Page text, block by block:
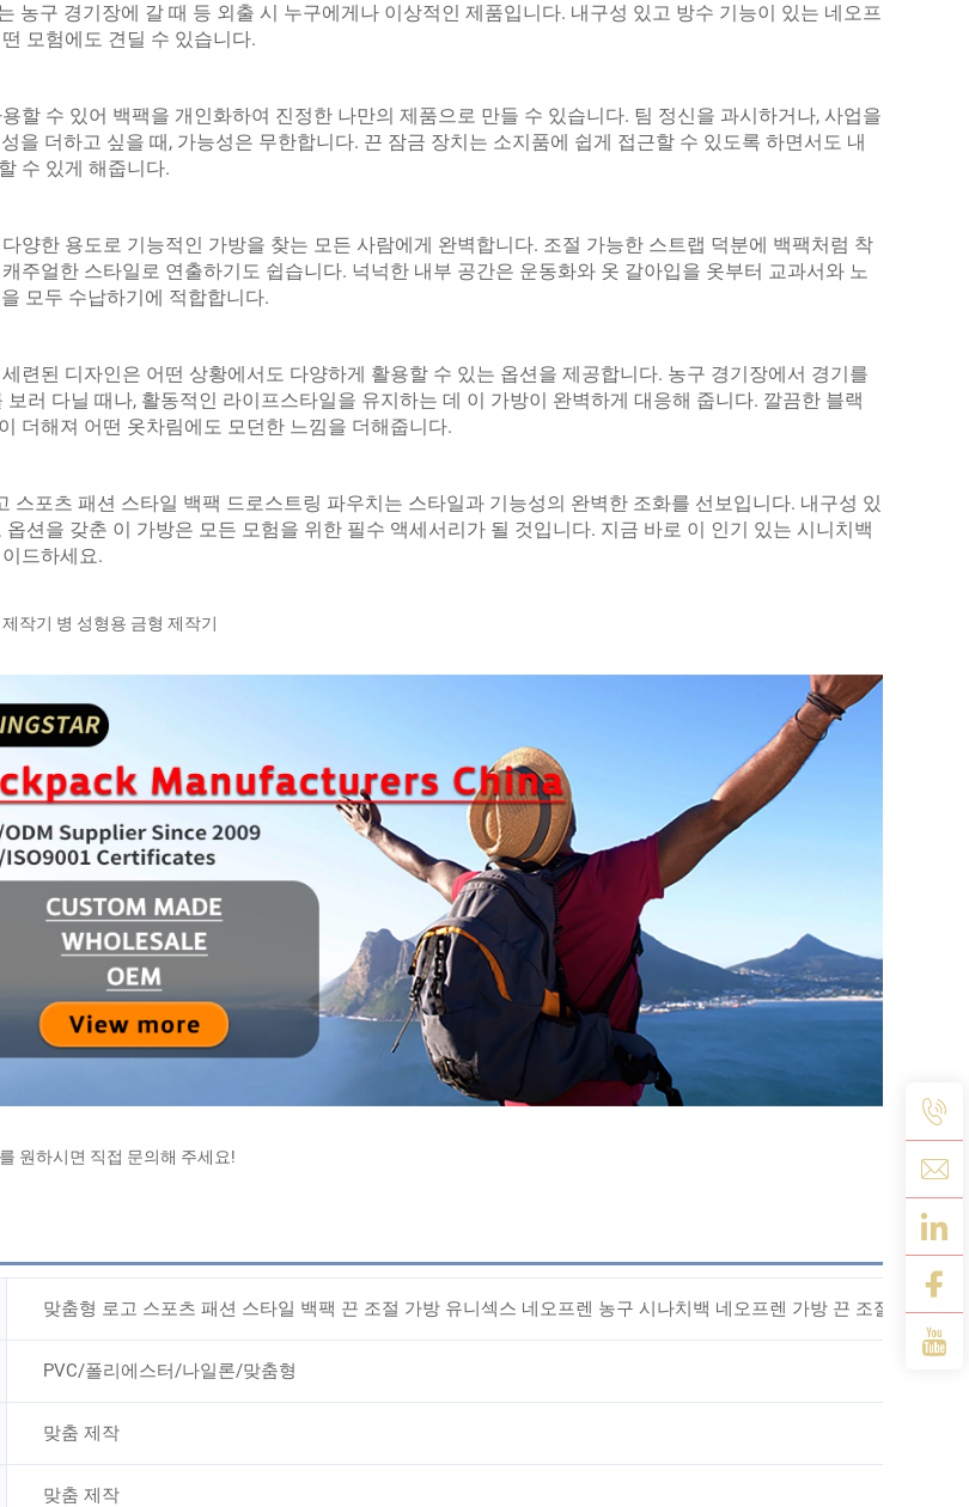
농구 경기장에 갈 때 등 외출 시 누구에게나 이상적인 제품입니다. 내구성 있고 방수 기능이 있는 네오프
모험에도 견딜 수 있습니다.
할 수 있어 백팩을 개인화하여 진정한 나만의 제품으로 만들 수 있습니다. 팀 정신을 과시하거나, 사업을
을 더하고 싶을 때, 가능성은 무한합니다. 끈 잠금 장치는 소지품에 쉽게 접근할 수 있도록 하면서도 내
수 있게 해줍니다.
양한 용도로 기능적인 가방을 찾는 모든 사람에게 완벽합니다. 조절 가능한 스트랩 덕분에 백팩처럼 착
주얼한 스타일로 연출하기도 쉽습니다. 넉넉한 내부 공간은 운동화와 옷 갈아입을 옷부터 교과서와 노
모두 수납하기에 적합합니다.
련된 디자인은 어떤 상황에서도 다양하게 활용할 수 있는 옵션을 제공합니다. 농구 경기장에서 경기를
보러 다닐 때나, 활동적인 라이프스타일을 유지하는 데 이 가방이 완벽하게 대응해 줍니다. 깔끔한 블랙
더해져 어떤 옷차림에도 모던한 느낌을 더해줍니다.
스포츠 패션 스타일 백팩 드로스트링 파우치는 스타일과 기능성의 완벽한 조화를 선보입니다. 내구성 있
션을 갖춘 이 가방은 모든 모험을 위한 필수 액세서리가 될 것입니다. 지금 바로 이 인기 있는 시니치백
드하세요.
작기 병 성형용 금형 제작기
원하시면 직접 문의해 주세요!
맞춤형 로고 스포츠 패션 스타일 백팩 끈 조절 가방 유니섹스 네오프렌 농구 시나치백 네오프렌 가방 끈 조절 백팩
PVC/폴리에스터/나일론/맞춤형
맞춤 제작
맞춤 제작